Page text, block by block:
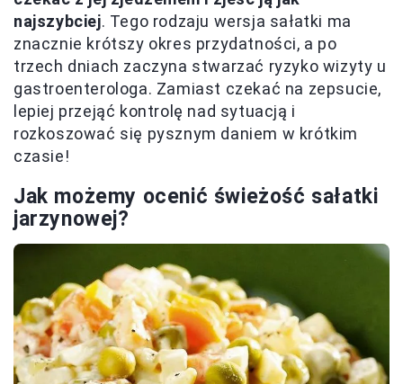
najszybciej. Tego rodzaju wersja sałatki ma
znacznie krótszy okres przydatności, a po
trzech dniach zaczyna stwarzać ryzyko wizyty u
gastroenterologa. Zamiast czekać na zepsucie,
lepiej przejąć kontrolę nad sytuacją i
rozkoszować się pysznym daniem w krótkim
czasie!
Jak możemy ocenić świeżość sałatki
jarzynowej?